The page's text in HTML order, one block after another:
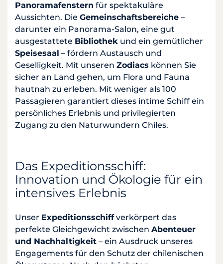
Panoramafenstern für spektakuläre
Aussichten. Die Gemeinschaftsbereiche –
darunter ein Panorama-Salon, eine gut
ausgestattete Bibliothek und ein gemütlicher
Speisesaal – fördern Austausch und
Geselligkeit. Mit unseren Zodiacs können Sie
sicher an Land gehen, um Flora und Fauna
hautnah zu erleben. Mit weniger als 100
Passagieren garantiert dieses intime Schiff ein
persönliches Erlebnis und privilegierten
Zugang zu den Naturwundern Chiles.
Das Expeditionsschiff:
Innovation und Ökologie für ein
intensives Erlebnis
Unser Expeditionsschiffverkörpert das
perfekte Gleichgewicht zwischen Abenteuer
und Nachhaltigkeit – ein Ausdruck unseres
Engagements für den Schutz der chilenischen